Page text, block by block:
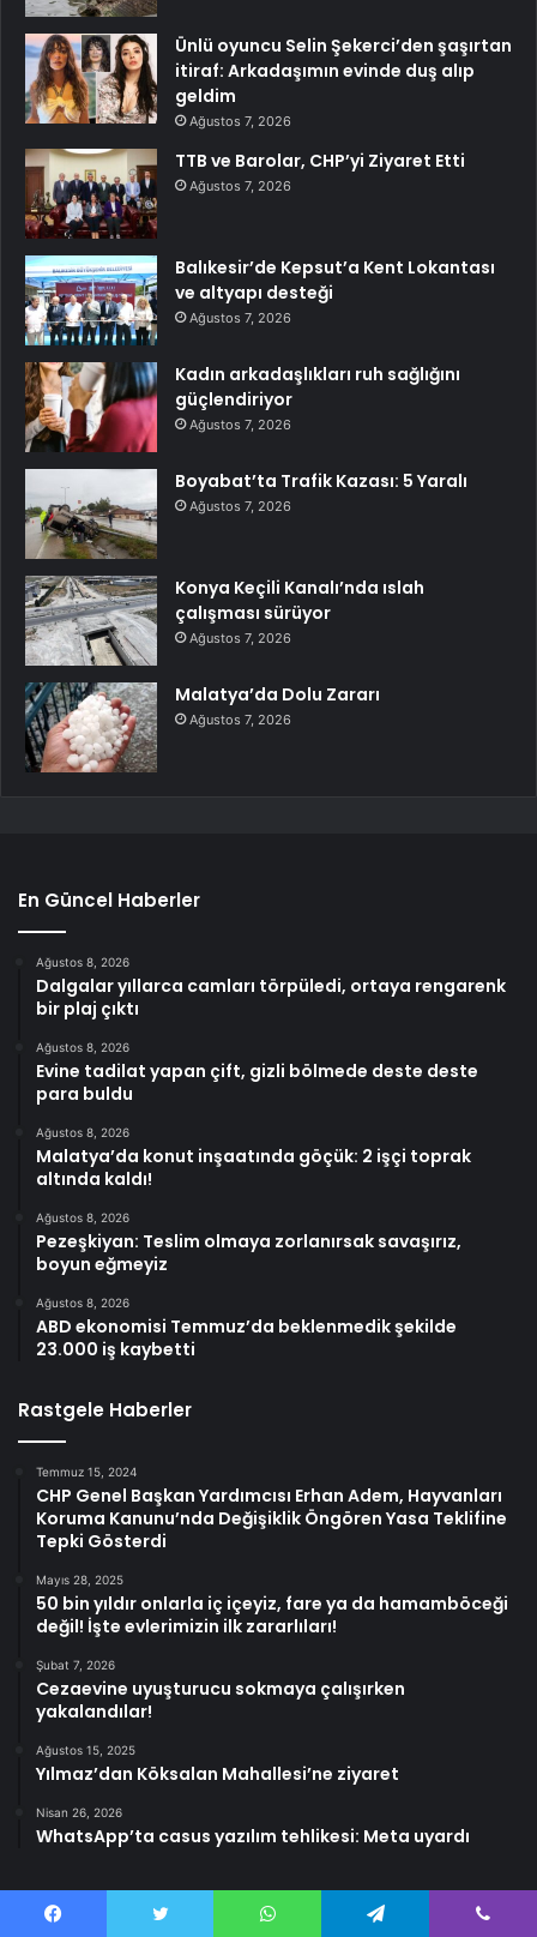
Ünlü oyuncu Selin Şekerci’den şaşırtan
itiraf: Arkadaşımın evinde duş alıp
geldim
Ağustos 7, 2026
TTB ve Barolar, CHP’yi Ziyaret Etti
Ağustos 7, 2026
Balıkesir’de Kepsut’a Kent Lokantası
ve altyapı desteği
Ağustos 7, 2026
Kadın arkadaşlıkları ruh sağlığını
güçlendiriyor
Ağustos 7, 2026
Boyabat’ta Trafik Kazası: 5 Yaralı
Ağustos 7, 2026
Konya Keçili Kanalı’nda ıslah
çalışması sürüyor
Ağustos 7, 2026
Malatya’da Dolu Zararı
Ağustos 7, 2026
En Güncel Haberler
Ağustos 8, 2026
Dalgalar yıllarca camları törpüledi, ortaya rengarenk
bir plaj çıktı
Ağustos 8, 2026
Evine tadilat yapan çift, gizli bölmede deste deste
para buldu
Ağustos 8, 2026
Malatya’da konut inşaatında göçük: 2 işçi toprak
altında kaldı!
Ağustos 8, 2026
Pezeşkiyan: Teslim olmaya zorlanırsak savaşırız,
boyun eğmeyiz
Ağustos 8, 2026
ABD ekonomisi Temmuz’da beklenmedik şekilde
23.000 iş kaybetti
Rastgele Haberler
Temmuz 15, 2024
CHP Genel Başkan Yardımcısı Erhan Adem, Hayvanları
Koruma Kanunu’nda Değişiklik Öngören Yasa Teklifine
Tepki Gösterdi
Mayıs 28, 2025
50 bin yıldır onlarla iç içeyiz, fare ya da hamamböceği
değil! İşte evlerimizin ilk zararlıları!
Şubat 7, 2026
Cezaevine uyuşturucu sokmaya çalışırken
yakalandılar!
Ağustos 15, 2025
Yılmaz’dan Köksalan Mahallesi’ne ziyaret
Nisan 26, 2026
WhatsApp’ta casus yazılım tehlikesi: Meta uyardı